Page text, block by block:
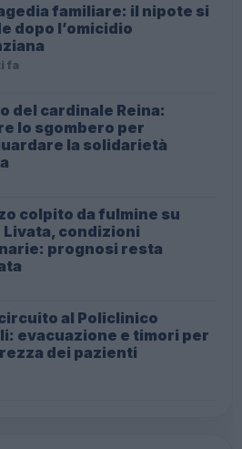
familiare: il nipote si
dopo l’omicidio
fa
del cardinale Reina:
lo sgombero per
la solidarietà
colpito da fulmine su
Livata, condizioni
prognosi resta
al Policlinico
evacuazione e timori per
dei pazienti